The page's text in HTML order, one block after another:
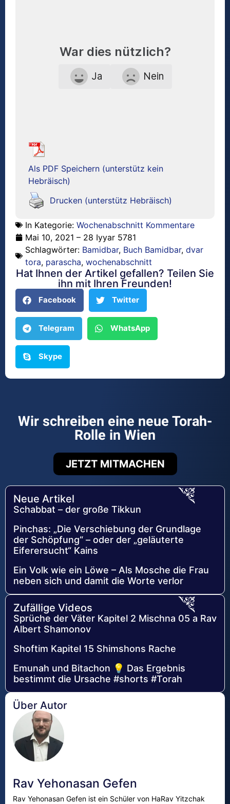
War dies nützlich?
Ja Nein
Als PDF Speichern (unterstütz kein
Hebräisch)
Drucken (unterstütz Hebräisch)
In Kategorie: Wochenabschnitt Kommentare
Mai 10, 2021 – 28 Iyyar 5781
Schlagwörter: Bamidbar, Buch Bamidbar, dvar
tora, parascha, wochenabschnitt
Hat Ihnen der Artikel gefallen? Teilen Sie
ihn mit Ihren Freunden!
Facebook Twitter
Telegram WhatsApp
Skype
Wir schreiben eine neue Torah-
Rolle in Wien
JETZT MITMACHEN
Neue Artikel
Schabbat – der große Tikkun
Pinchas: „Die Verschiebung der Grundlage
der Schöpfung“ – oder der „geläuterte
Eiferersucht“ Kains
Ein Volk wie ein Löwe – Als Mosche die Frau
neben sich und damit die Worte verlor
Zufällige Videos
Sprüche der Väter Kapitel 2 Mischna 05 a Rav
Albert Shamonov
Shoftim Kapitel 15 Shimshons Rache
Emunah und Bitachon 💡 Das Ergebnis
bestimmt die Ursache #shorts #Torah
Über Autor
Rav Yehonasan Gefen
Rav Yehonasan Gefen ist ein Schüler von HaRav Yitzchak